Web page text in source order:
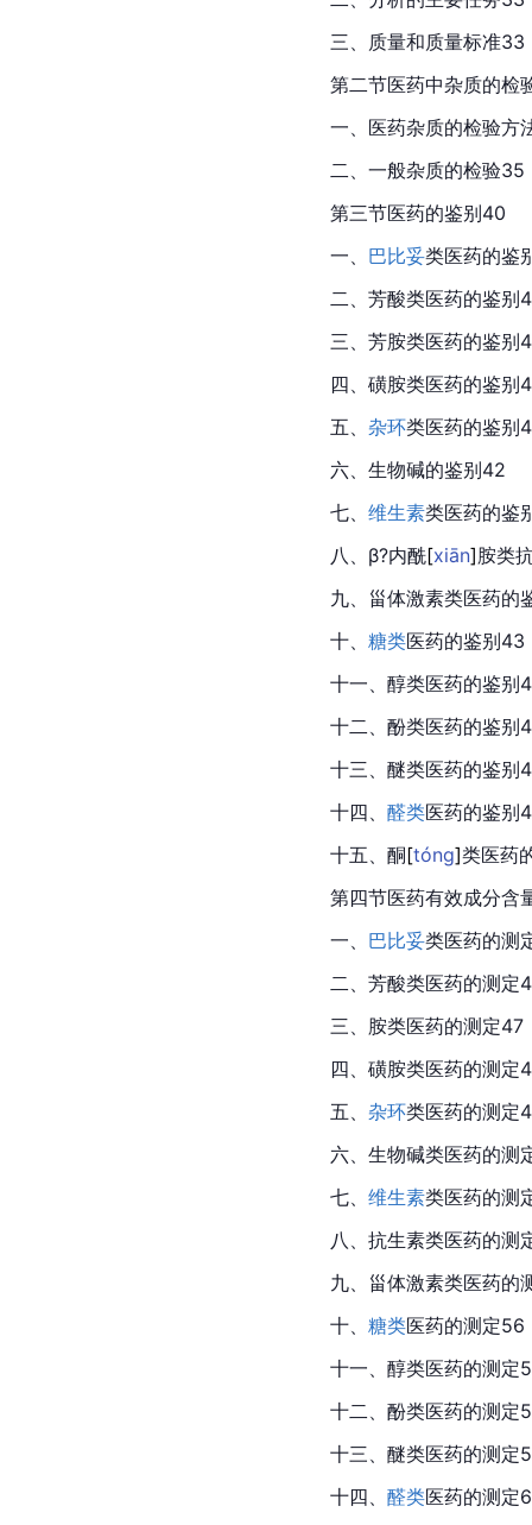
三、质量和质量标准33
第二节医药中杂质的检
一、医药杂质的检验方
二、一般杂质的检验35
第三节医药的鉴别40
一、 巴比妥类医药的鉴
二、芳酸类医药的鉴别
三、芳胺类医药的鉴别
四、磺胺类医药的鉴别
五、 杂环类医药的鉴别
六、生物碱的鉴别42
七、 维生素类医药的鉴
八、β?内酰[xiān]胺类
九、甾体激素类医药的
十、 糖类医药的鉴别43
十一、醇类医药的鉴别
十二、酚类医药的鉴别
十三、醚类医药的鉴别
十四、 醛类医药的鉴别
十五、 酮[tóng]类医药
第四节医药有效成分含
一、 巴比妥类医药的测
二、芳酸类医药的测定
三、胺类医药的测定47
四、磺胺类医药的测定
五、 杂环类医药的测定
六、生物碱类医药的测
七、 维生素类医药的测
八、抗生素类医药的测
九、甾体激素类医药的
十、 糖类医药的测定56
十一、醇类医药的测定
十二、酚类医药的测定
十三、醚类医药的测定
十四、 醛类医药的测定